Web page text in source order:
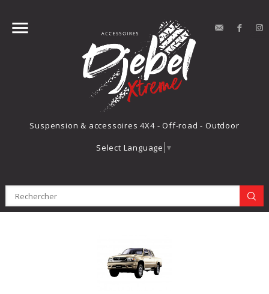
 
Suspension & accessoires 4X4 - Off-road - Outdoor
contact
Select Language ▼